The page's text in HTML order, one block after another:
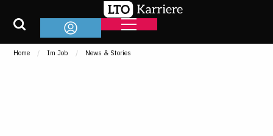
Home Im Job News & Stories